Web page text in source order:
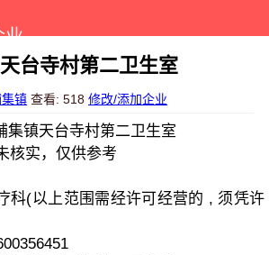
业
台寺村第二卫生室
镇 查看: 518 修改/添加企业
集镇天台寺村第二卫生室
核实，仅供参考
科(以上范围需经许可经营的 , 须凭许